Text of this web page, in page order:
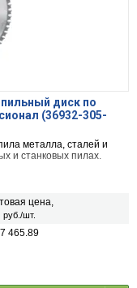
диск по
(36932-305-
металла, сталей и
и станковых пилах.
цена,
руб./шт.
7 465.89